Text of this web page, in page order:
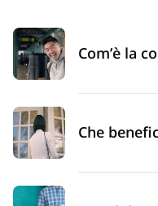
Com’è la
Che